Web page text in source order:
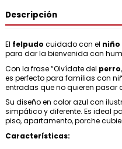
Descripción
El felpudo cuidado con el niño
para dar la bienvenida con
Con la frase “Olvídate del perro
es perfecto para familias con
entradas que no quieren pasar
Su diseño en color azul con
simpático y diferente. Es ideal
piso, apartamento, porche
Características: